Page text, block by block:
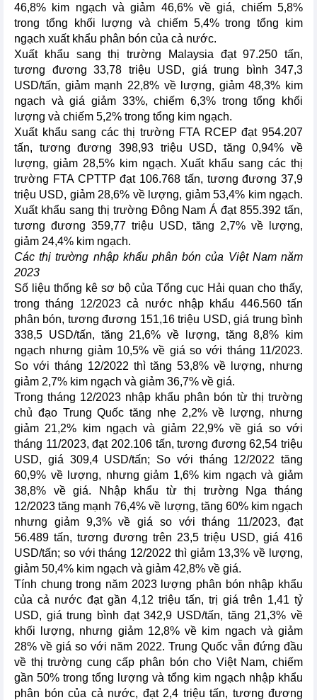
46,8% kim ngạch và giảm 46,6% về giá, chiếm 5,8%
trong tổng khối lượng và chiếm 5,4% trong tổng kim
ngạch xuất khẩu phân bón của cả nước.
Xuất khẩu sang thị trường Malaysia đạt 97.250 tấn,
tương đương 33,78 triệu USD, giá trung bình 347,3
USD/tấn, giảm mạnh 22,8% về lượng, giảm 48,3% kim
ngạch và giá giảm 33%, chiếm 6,3% trong tổng khối
lượng và chiếm 5,2% trong tổng kim ngạch.
Xuất khẩu sang các thị trường FTA RCEP đạt 954.207
tấn, tương đương 398,93 triệu USD, tăng 0,94% về
lượng, giảm 28,5% kim ngạch. Xuất khẩu sang các thị
trường FTA CPTTP đạt 106.768 tấn, tương đương 37,9
triệu USD, giảm 28,6% về lượng, giảm 53,4% kim ngạch.
Xuất khẩu sang thị trường Đông Nam Á đạt 855.392 tấn,
tương đương 359,77 triệu USD, tăng 2,7% về lượng,
giảm 24,4% kim ngạch.
Các thị trường nhập khẩu phân bón của Việt Nam năm
2023
Số liệu thống kê sơ bộ của Tổng cục Hải quan cho thấy,
trong tháng 12/2023 cả nước nhập khẩu 446.560 tấn
phân bón, tương đương 151,16 triệu USD, giá trung bình
338,5 USD/tấn, tăng 21,6% về lượng, tăng 8,8% kim
ngạch nhưng giảm 10,5% về giá so với tháng 11/2023.
So với tháng 12/2022 thì tăng 53,8% về lượng, nhưng
giảm 2,7% kim ngạch và giảm 36,7% về giá.
Trong tháng 12/2023 nhập khẩu phân bón từ thị trường
chủ đạo Trung Quốc tăng nhẹ 2,2% về lượng, nhưng
giảm 21,2% kim ngạch và giảm 22,9% về giá so với
tháng 11/2023, đạt 202.106 tấn, tương đương 62,54 triệu
USD, giá 309,4 USD/tấn; So với tháng 12/2022 tăng
60,9% về lượng, nhưng giảm 1,6% kim ngạch và giảm
38,8% về giá. Nhập khẩu từ thị trường Nga tháng
12/2023 tăng mạnh 76,4% về lượng, tăng 60% kim ngạch
nhưng giảm 9,3% về giá so với tháng 11/2023, đạt
56.489 tấn, tương đương trên 23,5 triệu USD, giá 416
USD/tấn; so với tháng 12/2022 thì giảm 13,3% về lượng,
giảm 50,4% kim ngạch và giảm 42,8% về giá.
Tính chung trong năm 2023 lượng phân bón nhập khẩu
của cả nước đạt gần 4,12 triệu tấn, trị giá trên 1,41 tỷ
USD, giá trung bình đạt 342,9 USD/tấn, tăng 21,3% về
khối lượng, nhưng giảm 12,8% về kim ngach và giảm
28% về giá so với năm 2022. Trung Quốc vẫn đứng đầu
về thị trường cung cấp phân bón cho Việt Nam, chiếm
gần 50% trong tổng lượng và tổng kim ngạch nhập khẩu
phân bón của cả nước, đạt 2,4 triệu tấn, tương đương